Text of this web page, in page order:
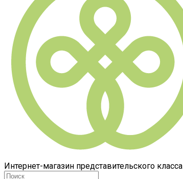
Интернет-магазин представительского класса